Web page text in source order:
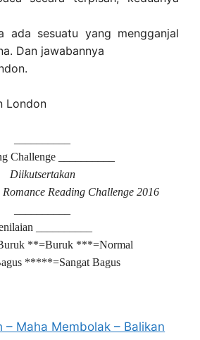
ada sesuatu yang mengganjal
Dan jawabannya
London
Challenge __________
Diikutsertakan
Reading Challenge 2016
__________
**=Buruk ***=Normal
*****=Sangat Bagus
– Maha Membolak – Balikan